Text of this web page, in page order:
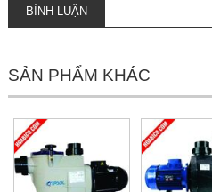
BÌNH LUẬN
SẢN PHẨM KHÁC